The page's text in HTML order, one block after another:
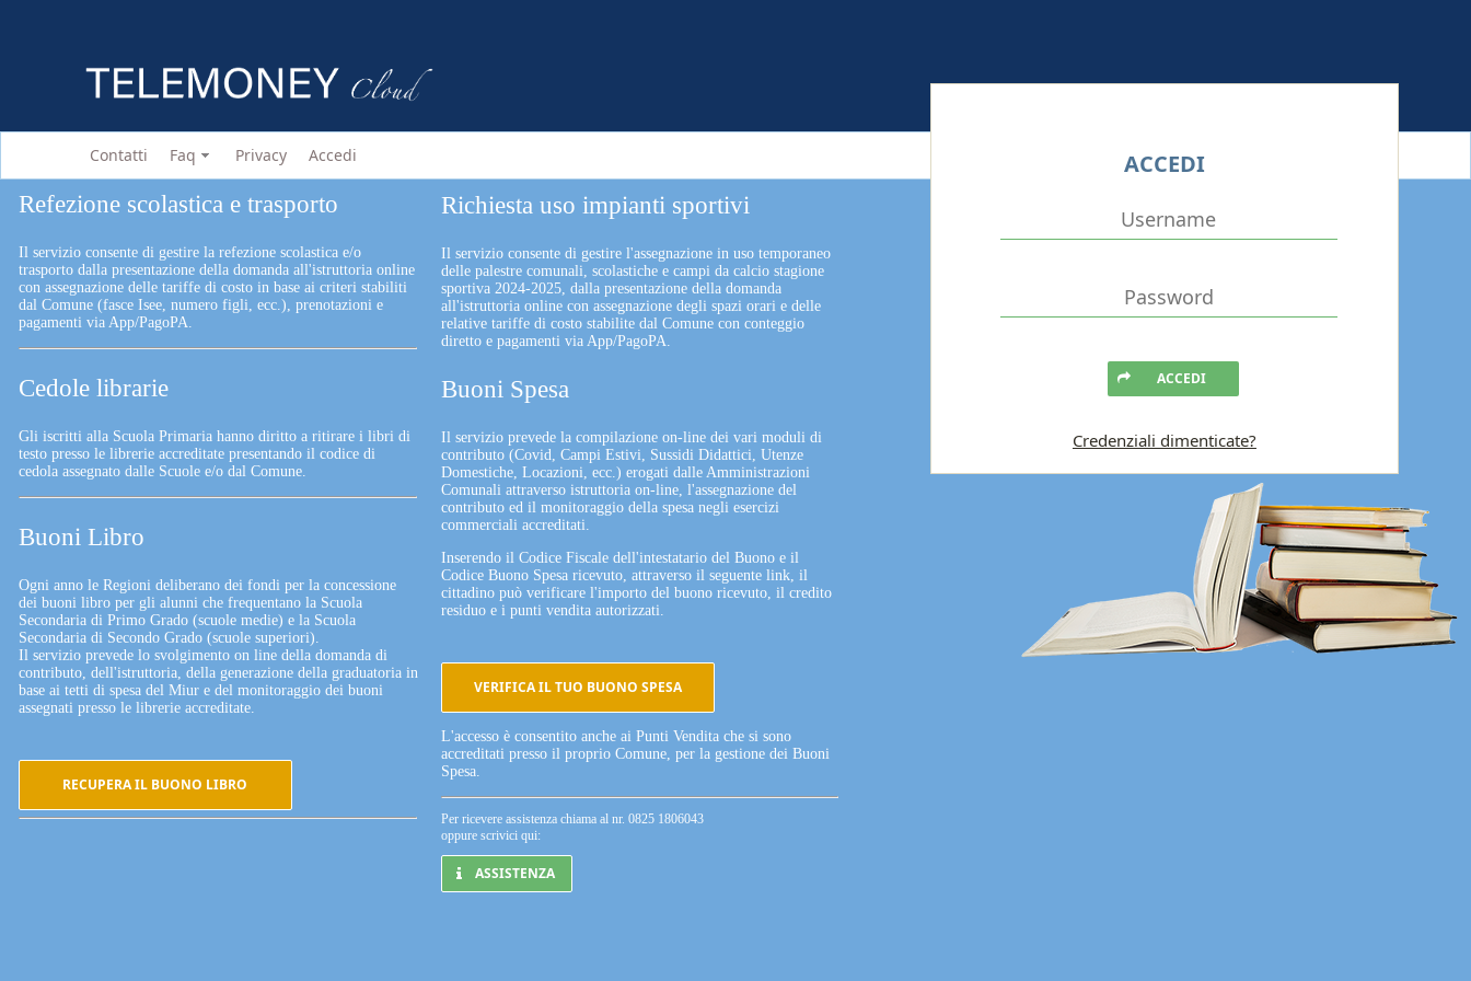
Contatti Faq Privacy Accedi
Refezione scolastica e trasporto
Il servizio consente di gestire la refezione scolastica e/o
trasporto dalla presentazione della domanda all'istruttoria online
con assegnazione delle tariffe di costo in base ai criteri stabiliti
dal Comune (fasce Isee, numero figli, ecc.), prenotazioni e
pagamenti via App/PagoPA.
Cedole librarie
Gli iscritti alla Scuola Primaria hanno diritto a ritirare i libri di
testo presso le librerie accreditate presentando il codice di
cedola assegnato dalle Scuole e/o dal Comune.
Buoni Libro
Ogni anno le Regioni deliberano dei fondi per la concessione
dei buoni libro per gli alunni che frequentano la Scuola
Secondaria di Primo Grado (scuole medie) e la Scuola
Secondaria di Secondo Grado (scuole superiori).
Il servizio prevede lo svolgimento on line della domanda di
contributo, dell'istruttoria, della generazione della graduatoria in
base ai tetti di spesa del Miur e del monitoraggio dei buoni
assegnati presso le librerie accreditate.
RECUPERA IL BUONO LIBRO
Richiesta uso impianti sportivi
Il servizio consente di gestire l'assegnazione in uso temporaneo
delle palestre comunali, scolastiche e campi da calcio stagione
sportiva 2024-2025, dalla presentazione della domanda
all'istruttoria online con assegnazione degli spazi orari e delle
relative tariffe di costo stabilite dal Comune con conteggio
diretto e pagamenti via App/PagoPA.
Buoni Spesa
Il servizio prevede la compilazione on-line dei vari moduli di
contributo (Covid, Campi Estivi, Sussidi Didattici, Utenze
Domestiche, Locazioni, ecc.) erogati dalle Amministrazioni
Comunali attraverso istruttoria on-line, l'assegnazione del
contributo ed il monitoraggio della spesa negli esercizi
commerciali accreditati.
Inserendo il Codice Fiscale dell'intestatario del Buono e il
Codice Buono Spesa ricevuto, attraverso il seguente link, il
cittadino può verificare l'importo del buono ricevuto, il credito
residuo e i punti vendita autorizzati.
VERIFICA IL TUO BUONO SPESA
L'accesso è consentito anche ai Punti Vendita che si sono
accreditati presso il proprio Comune, per la gestione dei Buoni
Spesa.
Per ricevere assistenza chiama al nr. 0825 1806043
oppure scrivici qui:
ASSISTENZA
ACCEDI
ACCEDI
Credenziali dimenticate?